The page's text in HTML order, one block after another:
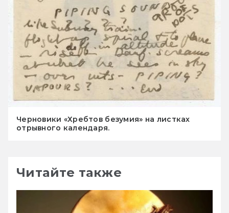
Черновики «Хребтов безумия» на листках
отрывного календаря.
Читайте также